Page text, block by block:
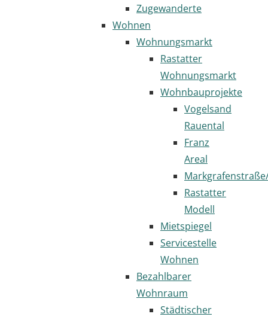
Zugewanderte
Wohnen
Wohnungsmarkt
Rastatter
Wohnungsmarkt
Wohnbauprojekte
Vogelsand
Rauental
Franz
Areal
Rastatter
Modell
Mietspiegel
Servicestelle
Wohnen
Bezahlbarer
Wohnraum
Städtischer